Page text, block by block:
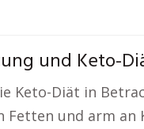
und Keto-
Keto-Diät in
Fetten und arm